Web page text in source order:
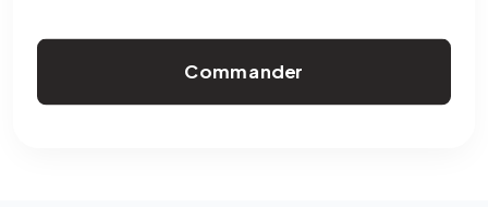
Commander